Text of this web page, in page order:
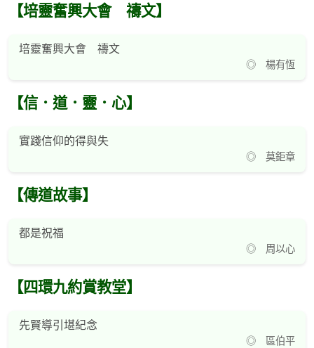
【培靈奮興大會 禱文】
培靈奮興大會 禱文
◎ 楊有恆
【信．道．靈．心】
實踐信仰的得與失
◎ 莫鉅章
【傳道故事】
都是祝福
◎ 周以心
【四環九約賞教堂】
先賢導引堪紀念
◎ 區伯平